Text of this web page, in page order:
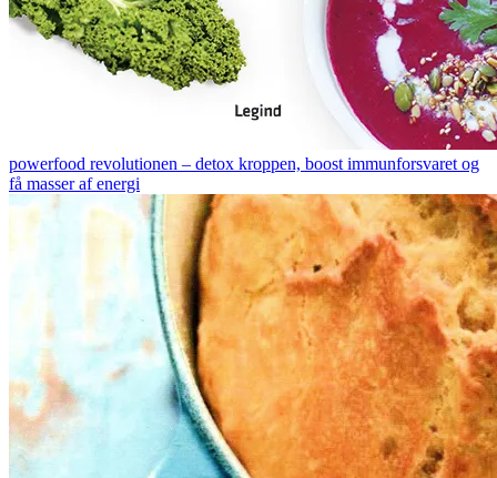
powerfood revolutionen – detox kroppen, boost immunforsvaret og
få masser af energi